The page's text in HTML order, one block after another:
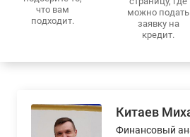
что вам
подходит.
можно подать
заявку на
кредит.
Китаев
Финансовый